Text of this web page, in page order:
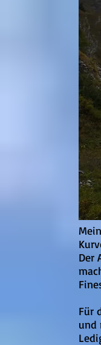
Der
Für
und